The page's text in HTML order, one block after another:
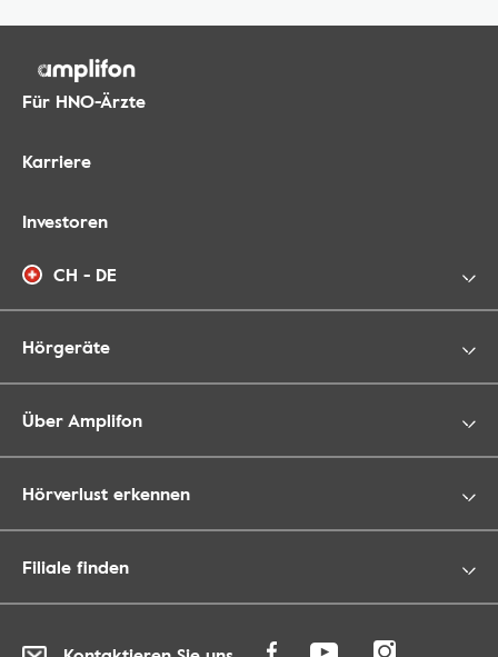
Für HNO-Ärzte
Karriere
Investoren
CH - DE
Hörgeräte
Über Amplifon
Hörverlust erkennen
Filiale finden